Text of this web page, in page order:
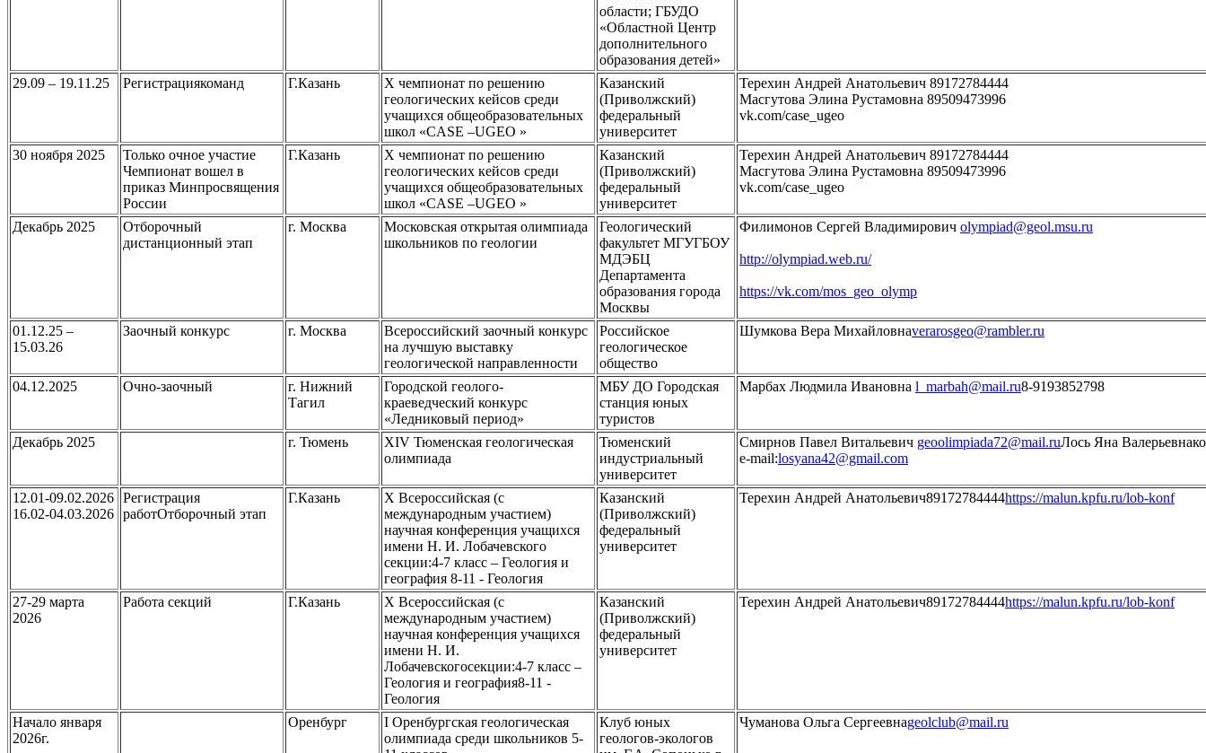
области; ГБУДО
«Областной Центр
дополнительного
образования детей»
29.09 – 19.11.25 Регистрациякоманд Г.Казань
X чемпионат по решению
геологических кейсов среди
учащихся общеобразовательных
школ «CASE –UGEO »
Казанский
(Приволжский)
федеральный
университет
Терехин Андрей Анатольевич 89172784444
Масгутова Элина Рустамовна 89509473996
vk.com/case_ugeo
30 ноября 2025
Только очное участие
Чемпионат вошел в
приказ Минпросвящения
России
Г.Казань
X чемпионат по решению
геологических кейсов среди
учащихся общеобразовательных
школ «CASE –UGEO »
Казанский
(Приволжский)
федеральный
университет
Терехин Андрей Анатольевич 89172784444
Масгутова Элина Рустамовна 89509473996
vk.com/case_ugeo
Декабрь 2025
Отборочный
дистанционный этап
г. Москва
Московская открытая олимпиада
школьников по геологии
Геологический
факультет МГУГБОУ
МДЭБЦ
Департамента
образования города
Москвы
Филимонов Сергей Владимирович olympiad@geol.msu.ru
http://olympiad.web.ru/
https://vk.com/mos_geo_olymp
01.12.25 –
15.03.26
Заочный конкурс г. Москва
Всероссийский заочный конкурс
на лучшую выставку
геологической направленности
Российское
геологическое
общество
Шумкова Вера Михайловнаverarosgeo@rambler.ru
04.12.2025 Очно-заочный
г. Нижний
Тагил
Городской геолого-
краеведческий конкурс
«Ледниковый период»
МБУ ДО Городская
станция юных
туристов
Марбах Людмила Ивановна l_marbah@mail.ru8-9193852798
Декабрь 2025 г. Тюмень
XIV Тюменская геологическая
олимпиада
Тюменский
индустриальный
университет
Смирнов Павел Витальевич geoolimpiada72@mail.ruЛось Яна
e-mail:losyana42@gmail.com
12.01-09.02.2026
16.02-04.03.2026
Регистрация
работОтборочный этап
Г.Казань
X Всероссийская (с
международным участием)
научная конференция учащихся
имени Н. И. Лобачевского
секции:4-7 класс – Геология и
география 8-11 - Геология
Казанский
(Приволжский)
федеральный
университет
Терехин Андрей Анатольевич89172784444https://malun.kpfu.ru/lob-konf
27-29 марта
2026
Работа секций Г.Казань
X Всероссийская (с
международным участием)
научная конференция учащихся
имени Н. И.
Лобачевскогосекции:4-7 класс –
Геология и география8-11 -
Геология
Казанский
(Приволжский)
федеральный
университет
Терехин Андрей Анатольевич89172784444https://malun.kpfu.ru/lob-konf
Начало января
2026г.
Оренбург
I Оренбургская геологическая
олимпиада среди школьников 5-
Клуб юных
геологов-экологов
Чуманова Ольга Сергеевнаgeolclub@mail.ru